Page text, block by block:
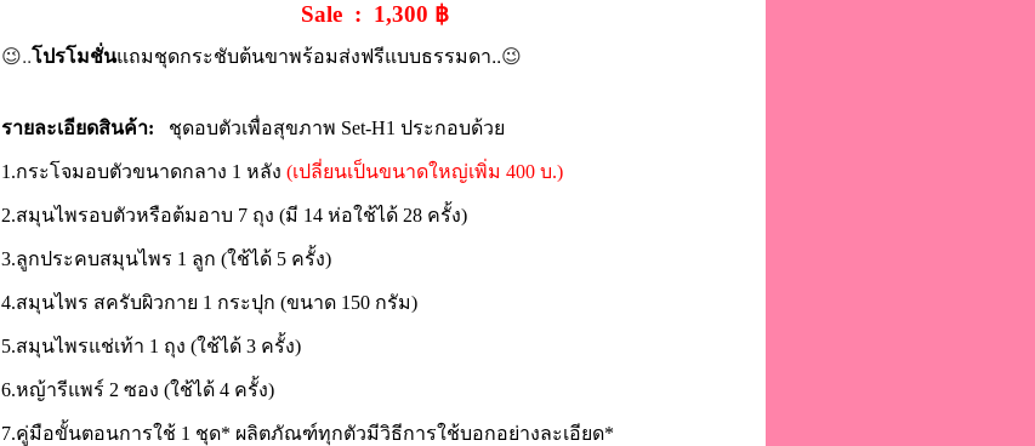
Sale : 1,300 ฿
😉..โปรโมชั่นแถมชุดกระชับต้นขาพร้อมส่งฟรีแบบธรรมดา..😉
รายละเอียดสินค้า: ชุดอบตัวเพื่อสุขภาพ Set-H1 ประกอบด้วย
1.กระโจมอบตัวขนาดกลาง 1 หลัง (เปลี่ยนเป็นขนาดใหญ่เพิ่ม 400 บ.)
2.สมุนไพรอบตัวหรือต้มอาบ 7 ถุง (มี 14 ห่อใช้ได้ 28 ครั้ง)
3.ลูกประคบสมุนไพร 1 ลูก (ใช้ได้ 5 ครั้ง)
4.สมุนไพร สครับผิวกาย 1 กระปุก (ขนาด 150 กรัม)
5.สมุนไพรแช่เท้า 1 ถุง (ใช้ได้ 3 ครั้ง)
6.หญ้ารีแพร์ 2 ซอง (ใช้ได้ 4 ครั้ง)
7.คู่มือขั้นตอนการใช้ 1 ชุด* ผลิตภัณฑ์ทุกตัวมีวิธีการใช้บอกอย่างละเอียด*